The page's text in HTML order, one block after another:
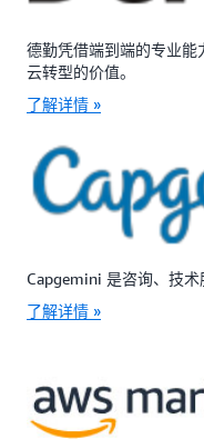
德勤凭借端到端的专业
云转型的价值。
了解详情 »
Capgemini 是咨询、技术
了解详情 »